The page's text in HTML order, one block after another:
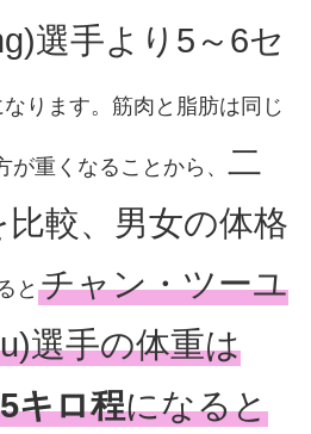
選手より5～6セ
なります。筋肉と脂肪は同じ
重くなることから、 二
比較、男女の体格
と チャン・ツーユ
選手の体重は
キロ程になると